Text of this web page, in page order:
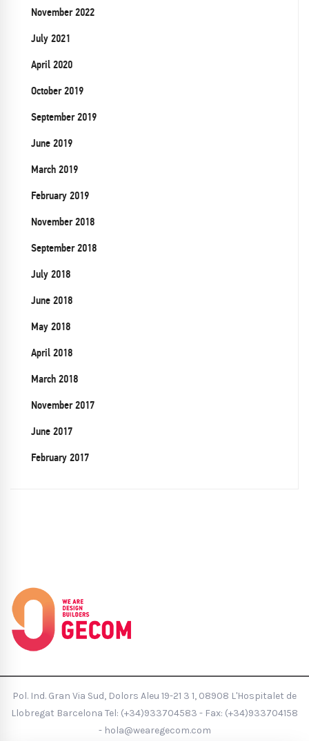
November 2022
July 2021
April 2020
October 2019
September 2019
June 2019
March 2019
February 2019
November 2018
September 2018
July 2018
June 2018
May 2018
April 2018
March 2018
November 2017
June 2017
February 2017
Pol. Ind. Gran Via Sud, Dolors Aleu 19-21 3 1, 08908 L'Hospitalet de
Llobregat Barcelona Tel: (+34)933704583 - Fax: (+34)933704158
- hola@wearegecom.com